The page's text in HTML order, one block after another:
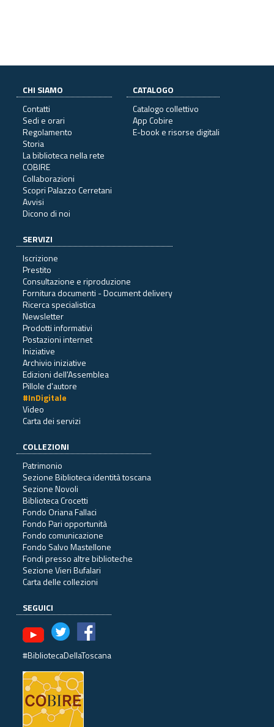
CHI SIAMO
Contatti
Sedi e orari
Regolamento
Storia
La biblioteca nella rete
COBIRE
Collaborazioni
Scopri Palazzo Cerretani
Avvisi
Dicono di noi
CATALOGO
Catalogo collettivo
App Cobire
E-book e risorse digitali
SERVIZI
Iscrizione
Prestito
Consultazione e riproduzione
Fornitura documenti - Document delivery
Ricerca specialistica
Newsletter
Prodotti informativi
Postazioni internet
Iniziative
Archivio iniziative
Edizioni dell'Assemblea
Pillole d'autore
#InDigitale
Video
Carta dei servizi
COLLEZIONI
Patrimonio
Sezione Biblioteca identità toscana
Sezione Novoli
Biblioteca Crocetti
Fondo Oriana Fallaci
Fondo Pari opportunità
Fondo comunicazione
Fondo Salvo Mastellone
Fondi presso altre biblioteche
Sezione Vieri Bufalari
Carta delle collezioni
SEGUICI
#BibliotecaDellaToscana